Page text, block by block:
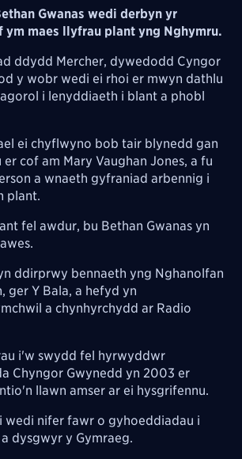
Gwanas wedi derbyn yr
ym maes llyfrau plant yng Nghymru.
ddydd Mercher, dywedodd Cyngor
y wobr wedi ei rhoi er mwyn dathlu
i lenyddiaeth i blant a phobl
ei chyflwyno bob tair blynedd gan
cof am Mary Vaughan Jones, a fu
a wnaeth gyfraniad arbennig i
plant.
fel awdur, bu Bethan Gwanas yn
ddirprwy bennaeth yng Nghanolfan
ger Y Bala, a hefyd yn
a chynhyrchydd ar Radio
i'w swydd fel hyrwyddwr
Chyngor Gwynedd yn 2003 er
llawn amser ar ei hysgrifennu.
wedi nifer fawr o gyhoeddiadau i
dysgwyr y Gymraeg.